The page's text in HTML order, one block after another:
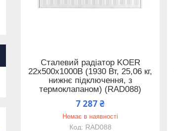
Сталевий радіатор KOER
22x500x1000B (1930 Вт, 25,06 кг,
нижнє підключення, з
термоклапаном) (RAD088)
7 287 ₴
Немає в наявності
RAD088